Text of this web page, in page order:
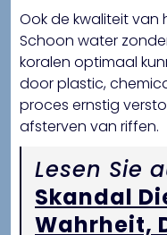
Ook de kwaliteit
Schoon water
koralen optimaal
door plastic,
proces ernstig
afsterven van riffen.
Lesen Sie
Skandal
Wahrheit,